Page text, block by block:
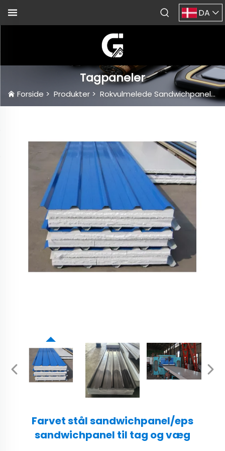
DA
Tagpaneler
Forside > Produkter > Rokvulmelede Sandwichpaneler
Farvet stål sandwichpanel/eps
sandwichpanel til tag og væg